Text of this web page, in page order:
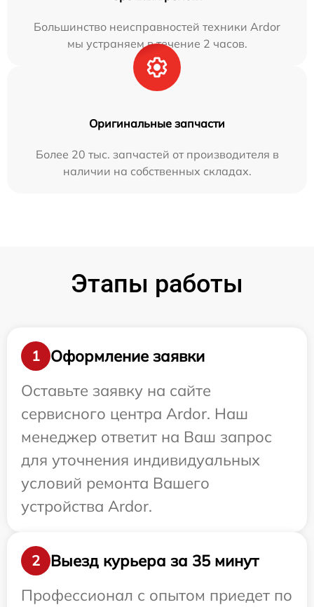
Большинство неисправностей техники Ardor
мы устраняем в течение 2 часов.
Оригинальные запчасти
Более 20 тыс. запчастей от производителя в
наличии на собственных складах.
Этапы работы
1
Оформление заявки
Оставьте заявку на сайте
сервисного центра Ardor. Наш
менеджер ответит на Ваш запрос
для уточнения индивидуальных
условий ремонта Вашего
устройства Ardor.
2
Выезд курьера за 35 минут
Профессионал с опытом приедет по